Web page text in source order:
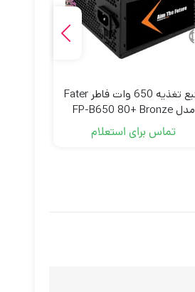
منبع تغذیه 650 وات فاطر Fater
مدل FP-B650 80+ Bronze
تماس برای استعلام